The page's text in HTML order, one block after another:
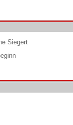
Siegert